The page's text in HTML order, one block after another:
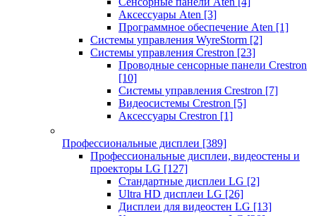
Аксессуары Aten [3]
Программное обеспечение Aten [1]
Системы управления WyreStorm [2]
Системы управления Crestron [23]
Проводные сенсорные панели Crestron
[10]
Системы управления Crestron [7]
Видеосистемы Crestron [5]
Аксессуары Crestron [1]
Профессиональные дисплеи [389]
Профессиональные дисплеи, видеостены и
проекторы LG [127]
Стандартные дисплеи LG [2]
Ultra HD дисплеи LG [26]
Дисплеи для видеостен LG [13]